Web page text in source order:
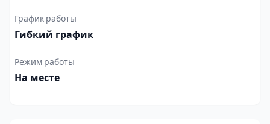
График работы
Гибкий график
Режим работы
На месте